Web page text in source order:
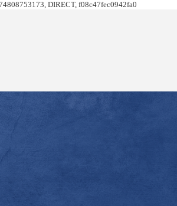
DIRECT, f08c47fec0942fa0